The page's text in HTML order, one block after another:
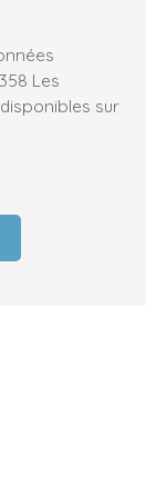
Les
sur